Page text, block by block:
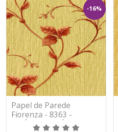
-16%
Papel de Parede
Fiorenza - 8363 -
VINÍLICO LAVÁVEL